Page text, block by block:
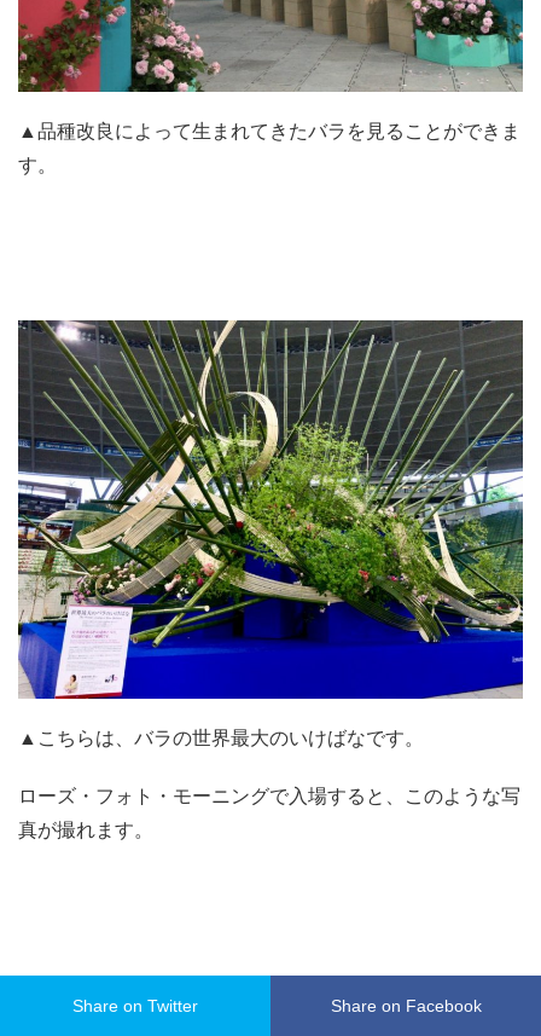
▲品種改良によって生まれてきたバラを見ることができま
す。
▲こちらは、バラの世界最大のいけばなです。
ローズ・フォト・モーニングで入場すると、このような写
真が撮れます。
Share on Twitter Share on Facebook